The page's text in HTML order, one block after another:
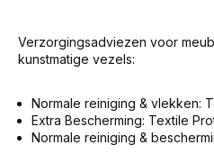
Verzorgingsadviezen voor
kunstmatige vezels:
Normale reiniging & vlekken:
Extra Bescherming: Textile
Normale reiniging &